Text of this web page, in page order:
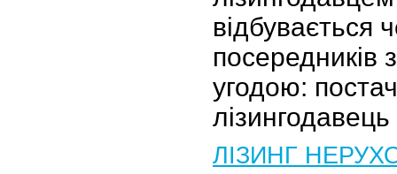
відбувається
посередників
угодою:
ЛІЗИНГ